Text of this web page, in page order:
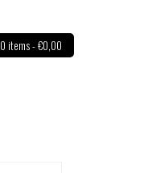
0 items -€0,00